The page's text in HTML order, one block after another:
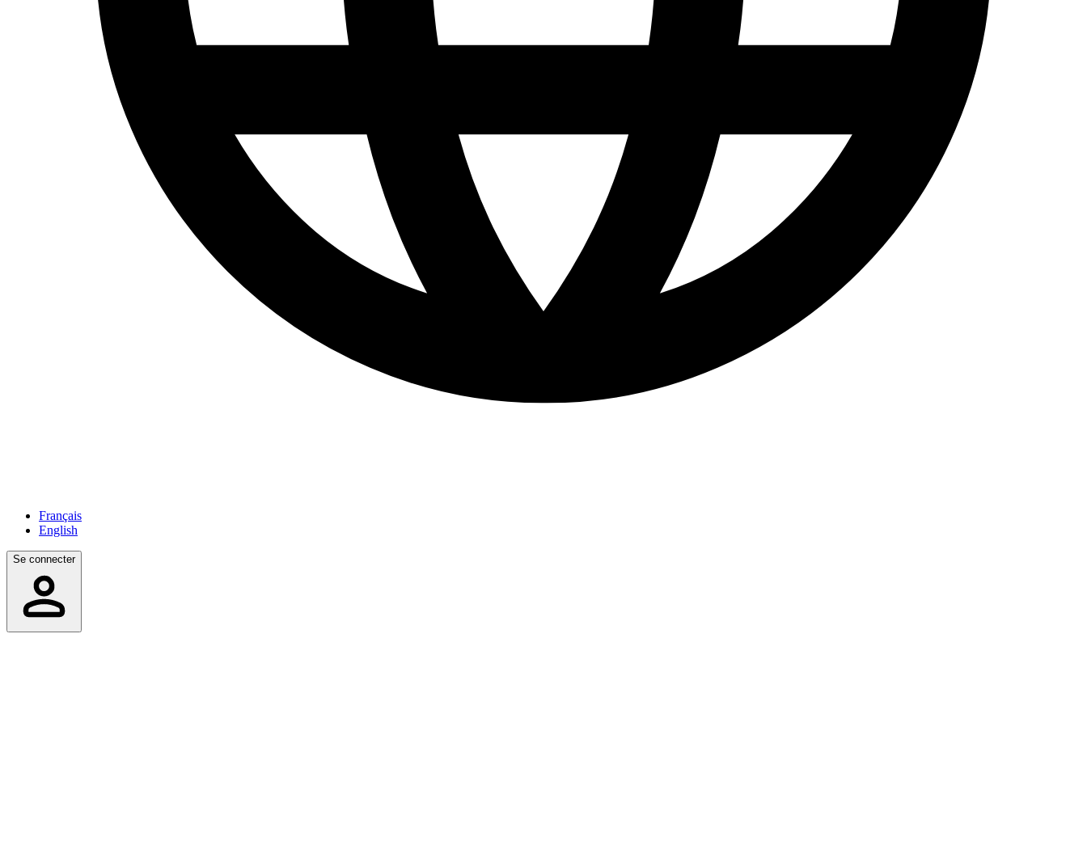
Français
English
Se connecter